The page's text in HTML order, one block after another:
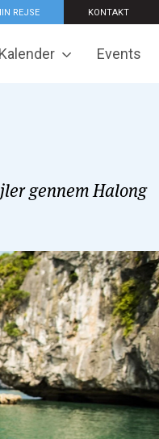
REJSE KONTAKT
Kalender Events
gennem Halong